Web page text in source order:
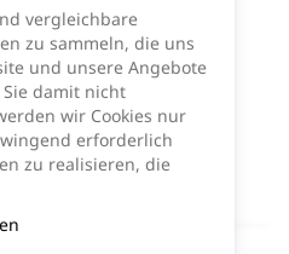
vergleichbare
zu sammeln, die uns
und unsere Angebote
damit nicht
wir Cookies nur
erforderlich
zu realisieren, die